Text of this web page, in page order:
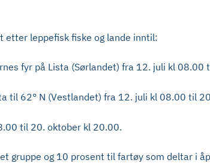
etter leppefisk fiske og lande inntil:
fyr på Lista (Sørlandet) fra 12. juli kl
til 62° N (Vestlandet) fra 12. juli kl 08.00 til
til 20. oktober kl 20.00.
og 10 prosent til fartøy som deltar i